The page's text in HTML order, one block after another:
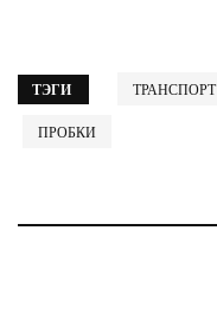
ТЭГИ ТРАНСПОРТ
ПРОБКИ